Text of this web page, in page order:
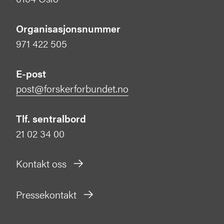
Organisasjonsnummer
971 422 505
E-post
post@forskerforbundet.no
Tlf. sentralbord
21 02 34 00
Kontakt oss
Pressekontakt